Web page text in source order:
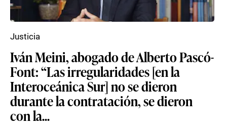
Iván Meini, abogado de Alberto Pascó-
Font: “Las irregularidades [en la
Interoceánica Sur] no se dieron
durante la contratación, se dieron
con la...
Justicia